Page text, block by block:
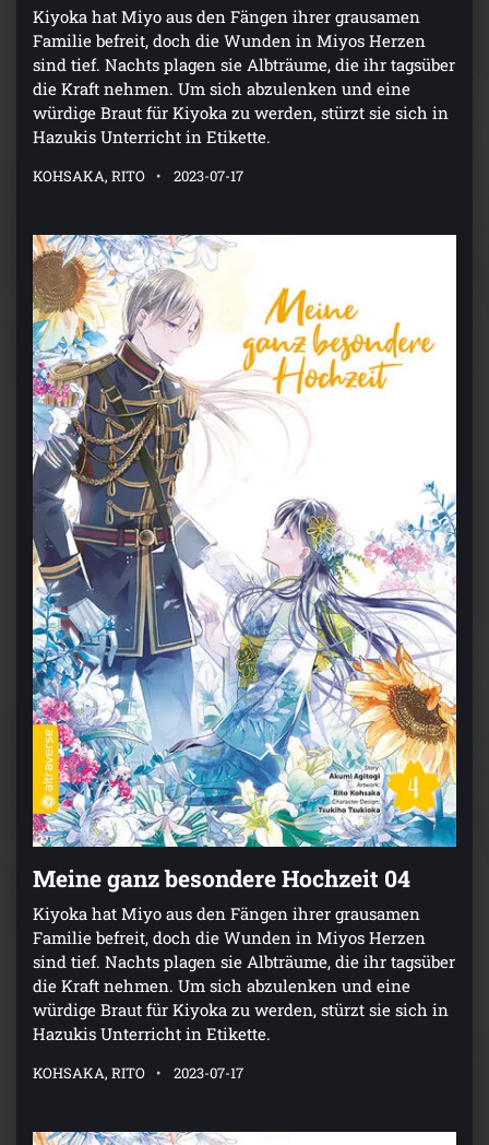
Kiyoka hat Miyo aus den Fängen ihrer grausamen
Familie befreit, doch die Wunden in Miyos Herzen
sind tief. Nachts plagen sie Albträume, die ihr tagsüber
die Kraft nehmen. Um sich abzulenken und eine
würdige Braut für Kiyoka zu werden, stürzt sie sich in
Hazukis Unterricht in Etikette.
KOHSAKA, RITO 2023-07-17
Meine ganz besondere Hochzeit 04
Kiyoka hat Miyo aus den Fängen ihrer grausamen
Familie befreit, doch die Wunden in Miyos Herzen
sind tief. Nachts plagen sie Albträume, die ihr tagsüber
die Kraft nehmen. Um sich abzulenken und eine
würdige Braut für Kiyoka zu werden, stürzt sie sich in
Hazukis Unterricht in Etikette.
KOHSAKA, RITO 2023-07-17